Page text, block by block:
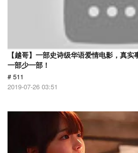
【越哥】一部史诗级华语爱情电影，真
一部少一部！
# 511
2019-07-26 03:51